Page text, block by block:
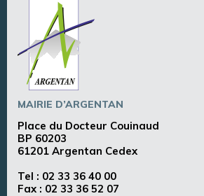
MAIRIE D’ARGENTAN
Place du Docteur Couinaud
BP 60203
61201 Argentan Cedex
Tel : 02 33 36 40 00
Fax : 02 33 36 52 07